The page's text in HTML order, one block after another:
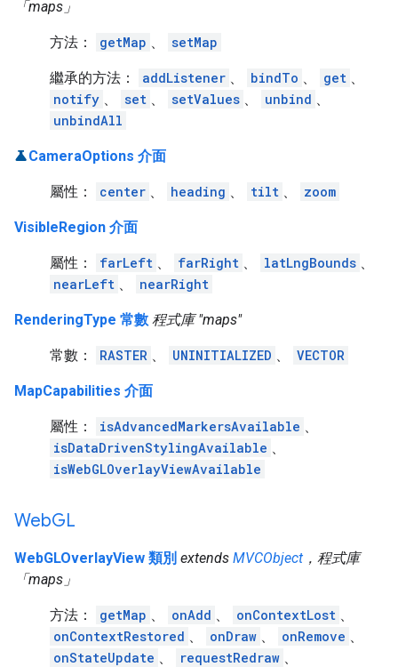
「maps」
方法： getMap 、 setMap
繼承的方法： addListener 、 bindTo 、 get 、
notify 、 set 、 setValues 、 unbind 、
unbindAll
CameraOptions 介面
屬性： center 、 heading 、 tilt 、 zoom
VisibleRegion 介面
屬性： farLeft 、 farRight 、 latLngBounds 、
nearLeft 、 nearRight
RenderingType 常數 程式庫 "maps"
常數： RASTER 、 UNINITIALIZED 、 VECTOR
MapCapabilities 介面
屬性： isAdvancedMarkersAvailable 、
isDataDrivenStylingAvailable 、
isWebGLOverlayViewAvailable
WebGL
WebGLOverlayView 類別 extends MVCObject ，程式庫
「maps」
方法： getMap 、 onAdd 、 onContextLost 、
onContextRestored 、 onDraw 、 onRemove 、
onStateUpdate 、 requestRedraw 、